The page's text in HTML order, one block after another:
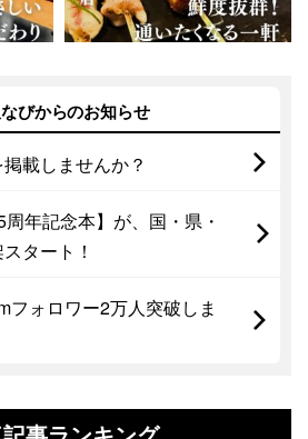
びからのお知らせ
載しませんか？
周年記念本】が、国・県・
タート！
フォロワー2万人突破しま